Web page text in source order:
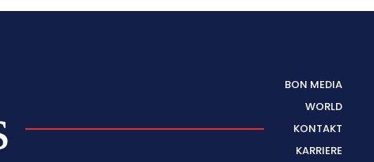
BON MEDIA
WORLD
KONTAKT
KARRIERE